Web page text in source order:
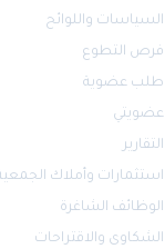
السياسات واللوائح
فرص التطوع
طلب عضوية
عضويتي
التقارير
استثمارات وأملاك
الوظائف الشاغرة
الشكاوى والاقتراحات